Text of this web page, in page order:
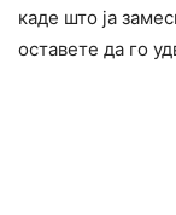
каде што ја
оставете да го